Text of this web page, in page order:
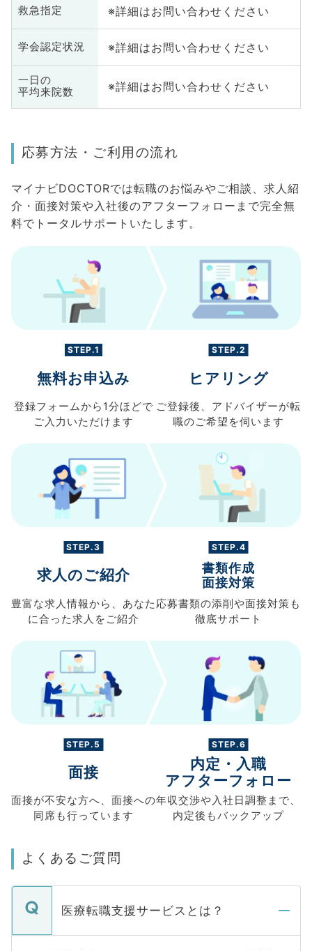
救急指定 ※詳細はお問い合わせください
学会認定状況 ※詳細はお問い合わせください
一日の
平均来院数
※詳細はお問い合わせください
応募方法・ご利用の流れ
マイナビDOCTORでは転職のお悩みやご相談、求人紹
介・面接対策や入社後のアフターフォローまで完全無
料でトータルサポートいたします。
STEP.1
無料お申込み
登録フォームから 1分ほどで
ご入力 いただけます
STEP.2
ヒアリング
ご登録後、 アドバイザーが転
職のご希望を伺います
STEP.3
求人のご紹介
豊富な求人情報から、 あなた
に合った求人を ご紹介
STEP.4
書類作成
面接対策
応募書類の添削や面接対策も
徹底サポート
STEP.5
面接
面接が不安な方へ、 面接への
同席も行っています
STEP.6
内定・入職
アフターフォロー
年収交渉や入社日調整まで、
内定後もバックアップ
よくあるご質問
医療転職支援サービスとは？